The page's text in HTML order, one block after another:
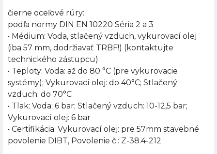
čierne oceľové rúry:
podľa normy DIN EN 10220 Séria 2 a 3
• Médium: Voda, stlačený vzduch, vykurovací olej
(iba 57 mm, dodržiavať TRBF!) (kontaktujte
technického zástupcu)
• Teploty: Voda: až do 80 °C (pre vykurovacie
systémy); Vykurovací olej: do 40°C; Stlačený
vzduch: do 70°C
• Tlak: Voda: 6 bar; Stlačený vzduch: 10-12,5 bar;
Vykurovací olej: 6 bar
• Certifikácia: Vykurovací olej: pre 57mm stavebné
povolenie DIBT, Povolenie č.: Z-38.4-212